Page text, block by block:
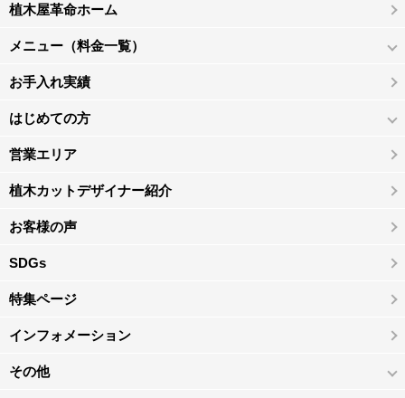
植木屋革命ホーム
メニュー（料金一覧）
お手入れ実績
はじめての方
営業エリア
植木カットデザイナー紹介
お客様の声
SDGs
特集ページ
インフォメーション
その他